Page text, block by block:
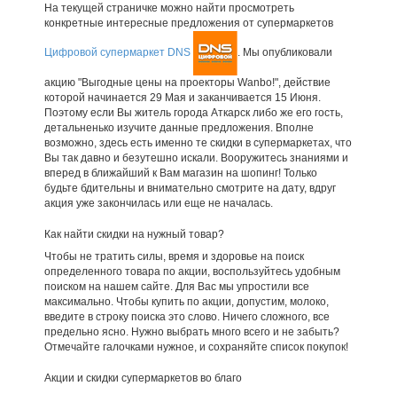
На текущей страничке можно найти просмотреть
конкретные интересные предложения от супермаркетов
Цифровой супермаркет DNS . Мы опубликовали
акцию "Выгодные цены на проекторы Wanbo!", действие
которой начинается 29 Мая и заканчивается 15 Июня.
Поэтому если Вы житель города Аткарск либо же его гость,
детальненько изучите данные предложения. Вполне
возможно, здесь есть именно те скидки в супермаркетах, что
Вы так давно и безутешно искали. Вооружитесь знаниями и
вперед в ближайший к Вам магазин на шопинг! Только
будьте бдительны и внимательно смотрите на дату, вдруг
акция уже закончилась или еще не началась.
Как найти скидки на нужный товар?
Чтобы не тратить силы, время и здоровье на поиск
определенного товара по акции, воспользуйтесь удобным
поиском на нашем сайте. Для Вас мы упростили все
максимально. Чтобы купить по акции, допустим, молоко,
введите в строку поиска это слово. Ничего сложного, все
предельно ясно. Нужно выбрать много всего и не забыть?
Отмечайте галочками нужное, и сохраняйте список покупок!
Акции и скидки супермаркетов во благо